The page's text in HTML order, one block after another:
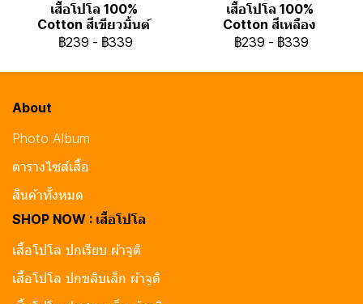
เสื้อโปโล 100%
Cotton สีเขียวมิ้นต์
฿239 - ฿339
เสื้อโปโล 100%
Cotton สีเหลือง
฿239 - ฿339
About
Photo Album
ตารางไซส์เสื้อ
สินค้าทั้งหมด
SHOP NOW : เสื้อโปโล
เสื้อโปโล ปกเรียบ ผ้าจูติ
เสื้อโปโล ปกขลิบเล็ก ผ้าจูติ